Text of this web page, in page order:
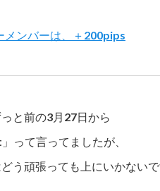
メンバーは、＋200pips
と前の3月27日から
って言ってましたが、
う頑張っても上にいかないで